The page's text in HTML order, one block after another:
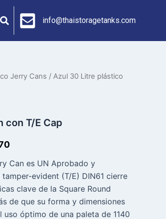
info@thaistoragetanks.com
Jerry Cans / Azul 30 Litre plástico
con T/E Cap
Can es UN Aprobado y
evident (T/E) DIN61 cierre
clave de la Square Round
de que su forma y dimensiones
óptimo de una paleta de 1140